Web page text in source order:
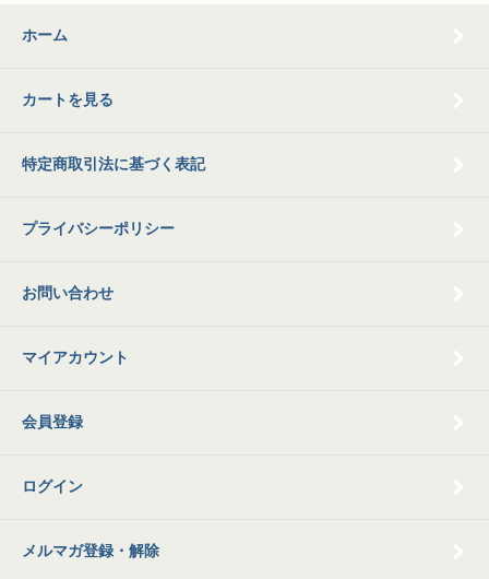
ホーム
カートを見る
特定商取引法に基づく表記
プライバシーポリシー
お問い合わせ
マイアカウント
会員登録
ログイン
メルマガ登録・解除